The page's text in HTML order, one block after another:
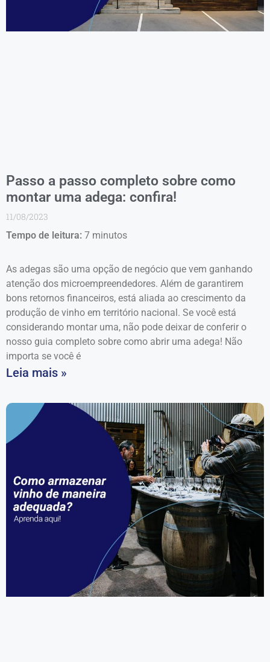
Passo a passo completo sobre como
montar uma adega: confira!
11/08/2023
Tempo de leitura: 7 minutos
As adegas são uma opção de negócio que vem ganhando
atenção dos microempreendedores. Além de garantirem
bons retornos financeiros, está aliada ao crescimento da
produção de vinho em território nacional. Se você está
considerando montar uma, não pode deixar de conferir o
nosso guia completo sobre como abrir uma adega! Não
importa se você é
Leia mais »